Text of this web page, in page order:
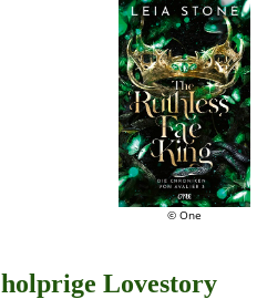
© One
holprige Lovestory